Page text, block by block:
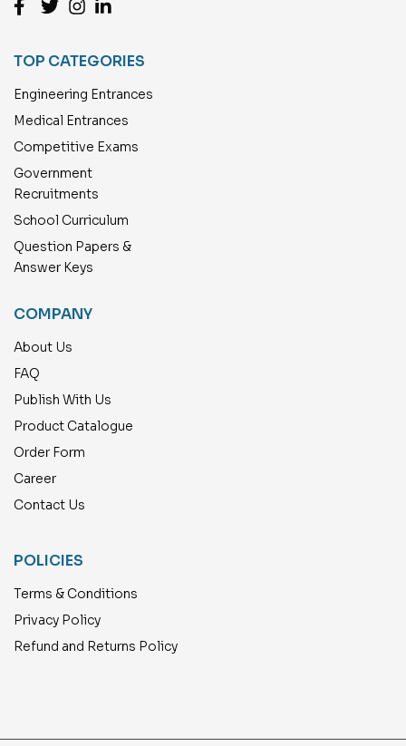
TOP CATEGORIES
Engineering Entrances
Medical Entrances
Competitive Exams
Government
Recruitments
School Curriculum
Question Papers &
Answer Keys
COMPANY
About Us
FAQ
Publish With Us
Product Catalogue
Order Form
Career
Contact Us
POLICIES
Terms & Conditions
Privacy Policy
Refund and Returns Policy